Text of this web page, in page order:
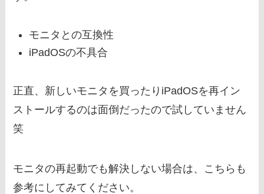
モニタとの互換性
iPadOSの不具合
正直、新しいモニタを買ったりiPadOSを再イン
ストールするのは面倒だったので試していません
笑
モニタの再起動でも解決しない場合は、こちらも
参考にしてみてください。